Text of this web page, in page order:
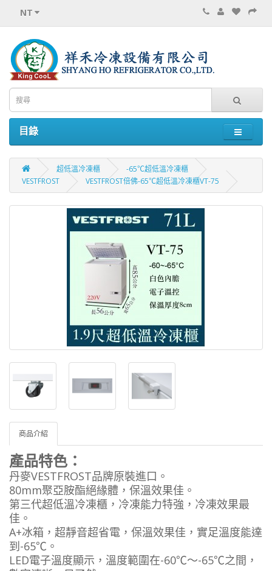
NT
目錄
超低溫冷凍櫃
-65℃超低溫冷凍櫃
VESTFROST
VESTFROST倍佛-65℃超低溫冷凍櫃VT-75
商品介紹
產品特色：
丹麥VESTFROST品牌原裝進口。
80mm聚亞胺酯絕緣體，保溫效果佳。
第三代超低溫冷凍櫃，冷凍能力特強，冷凍效果最
佳。
A+冰箱，超靜音超省電，保溫效果佳，實足溫度能達
到-65℃。
LED電子溫度顯示，溫度範圍在-60℃～-65℃之間，